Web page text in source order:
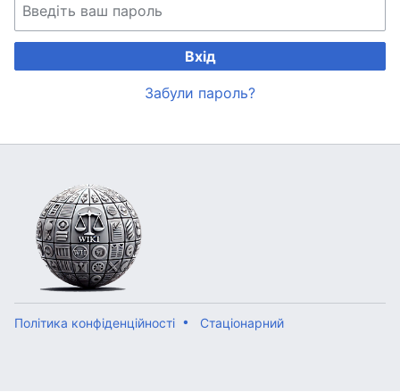
Вхід
Забули пароль?
Політика конфіденційності Стаціонарний